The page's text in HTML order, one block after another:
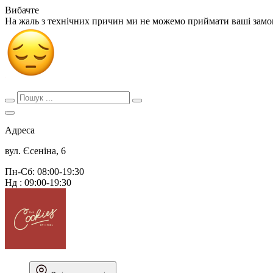
Вибачте
На жаль з технічних причин ми не можемо приймати ваші
Адреса
вул. Єсеніна, 6
Пн-Сб: 08:00-19:30
Нд : 09:00-19:30